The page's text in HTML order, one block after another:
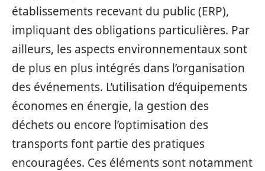
établissements recevant du public (ERP),
impliquant des obligations particulières. Par
ailleurs, les aspects environnementaux sont
de plus en plus intégrés dans l’organisation
des événements. L’utilisation d’équipements
économes en énergie, la gestion des
déchets ou encore l’optimisation des
transports font partie des pratiques
encouragées. Ces éléments sont notamment